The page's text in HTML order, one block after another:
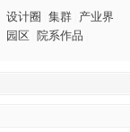
设计圈 集群| 产业界
园区 院系作品